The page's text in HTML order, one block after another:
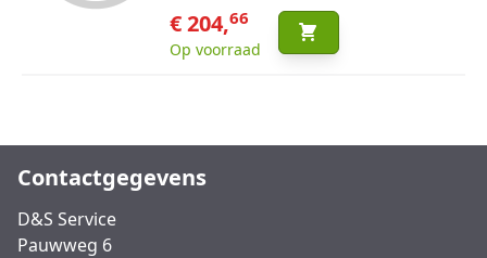
€ 204,66
Op voorraad
Contactgegevens
D&S Service
Pauwweg 6